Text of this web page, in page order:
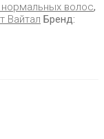
волос,
Вайтал Бренд: